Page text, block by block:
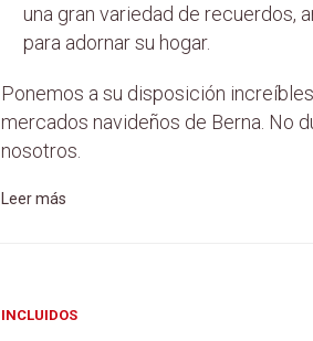
una gran variedad de recuerdos,
para adornar su hogar.
Ponemos a su disposición
mercados navideños de Berna. No
nosotros.
Leer más
INCLUIDOS